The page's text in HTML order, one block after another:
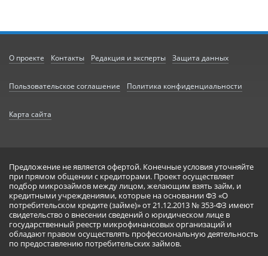
О проекте Контакты Редакция и эксперты Защита данных
Пользовательское соглашение Политика конфиденциальности
Карта сайта
Предложение не является офертой. Конечные условия уточняйте
при прямом общении с кредиторами. Проект осуществляет
подбор микрозаймов между лицом, желающим взять займ, и
кредитными учреждениями, которые на основании ФЗ «О
потребительском кредите (займе)» от 21.12.2013 № 353-ФЗ имеют
свидетельство о внесении сведений о юридическом лице в
государственный реестр микрофинансовых организаций и
обладают правом осуществлять профессиональную деятельность
по предоставлению потребительских займов.